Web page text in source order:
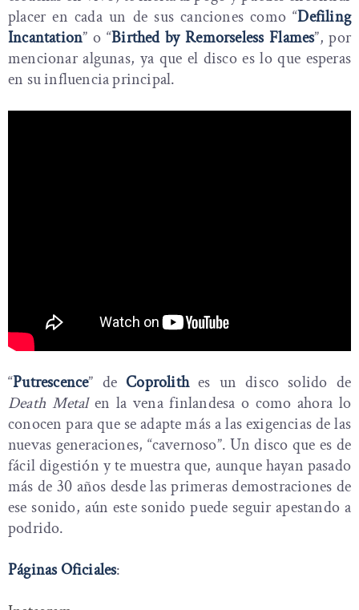
placer en cada un de sus canciones como “Defiling
Incantation” o “Birthed by Remorseless Flames”, por
mencionar algunas, ya que el disco es lo que esperas
en su influencia principal.
“Putrescence” deCoprolithes un disco solido de
Death Metalen la vena finlandesa o como ahora lo
conocen para que se adapte más a las exigencias de las
nuevas generaciones, “cavernoso”. Un disco que es de
fácil digestión y te muestra que, aunque hayan pasado
más de 30 años desde las primeras demostraciones de
ese sonido, aún este sonido puede seguir apestando a
podrido.
Páginas Oficiales: